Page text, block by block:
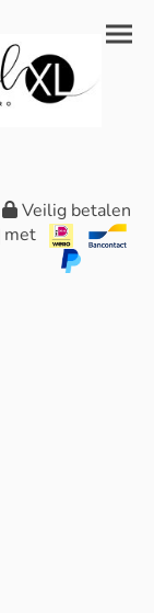
Veilig betalen
met